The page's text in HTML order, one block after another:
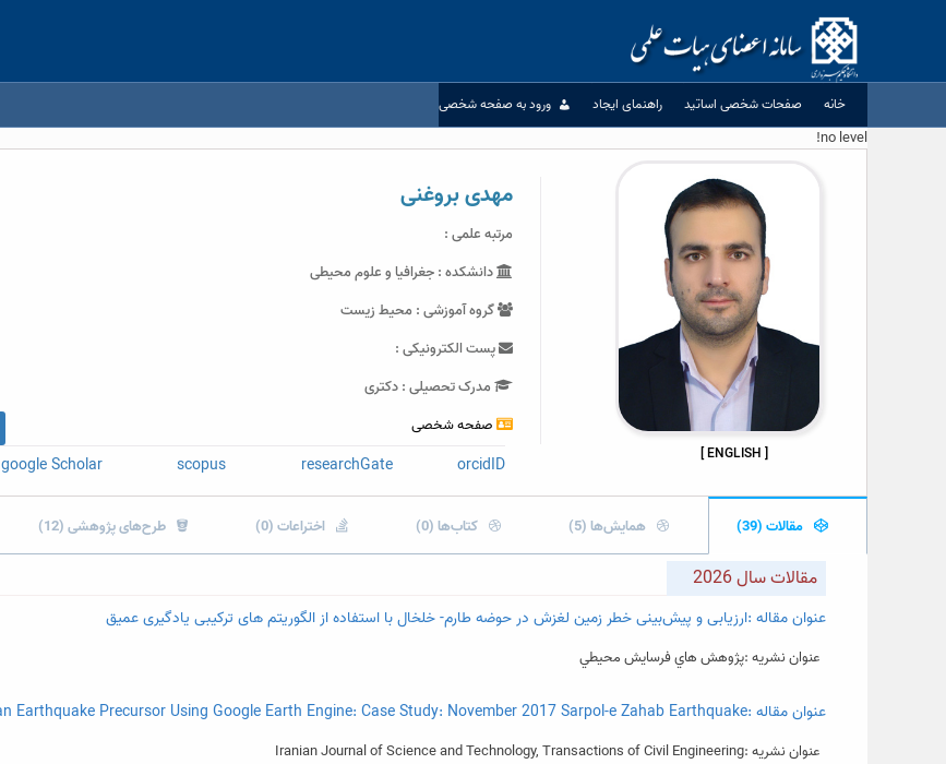
خانه صفحات شخصی اساتید راهنمای ایجاد ورود به صفحه شخصی
no level!
[ ENGLISH ]
مهدی بروغنی
مرتبه علمی :
دانشکده : جغرافیا و علوم محیطی
گروه آموزشی : محیط زیست
پست الکترونیکی :
مدرک تحصیلی : دکتری
صفحه شخصی
orcidID
researchGate
scopus
google Scholar
مقالات (39) همایش‌ها (5) کتاب‌ها (0) اختراعات (0) طرح‌های پژوهشی (12)
مقالات سال 2026
عنوان مقاله :ارزیابی و پیش‌بینی خطر زمین لغزش در حوضه طارم- خلخال با استفاده از الگوریتم های ترکیبی یادگیری عمیق
عنوان نشریه :پژوهش هاي فرسايش محيطي
عنوان مقاله :Estimating the Earth’s Surface Thermal Anomaly as an Earthquake Precursor Using Google Earth Engine: Case Study: November 2017 Sarpol-e Zahab Earthquake
عنوان نشریه :Iranian Journal of Science and Technology, Transactions of Civil Engineering